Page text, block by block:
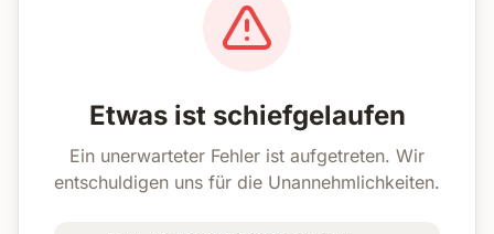
Etwas ist schiefgelaufen
Ein unerwarteter Fehler ist aufgetreten. Wir
entschuldigen uns für die Unannehmlichkeiten.